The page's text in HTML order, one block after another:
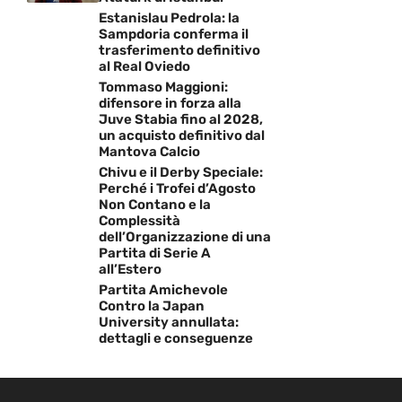
Estanislau Pedrola: la
Sampdoria conferma il
trasferimento definitivo
al Real Oviedo
Tommaso Maggioni:
difensore in forza alla
Juve Stabia fino al 2028,
un acquisto definitivo dal
Mantova Calcio
Chivu e il Derby Speciale:
Perché i Trofei d’Agosto
Non Contano e la
Complessità
dell’Organizzazione di una
Partita di Serie A
all’Estero
Partita Amichevole
Contro la Japan
University annullata:
dettagli e conseguenze